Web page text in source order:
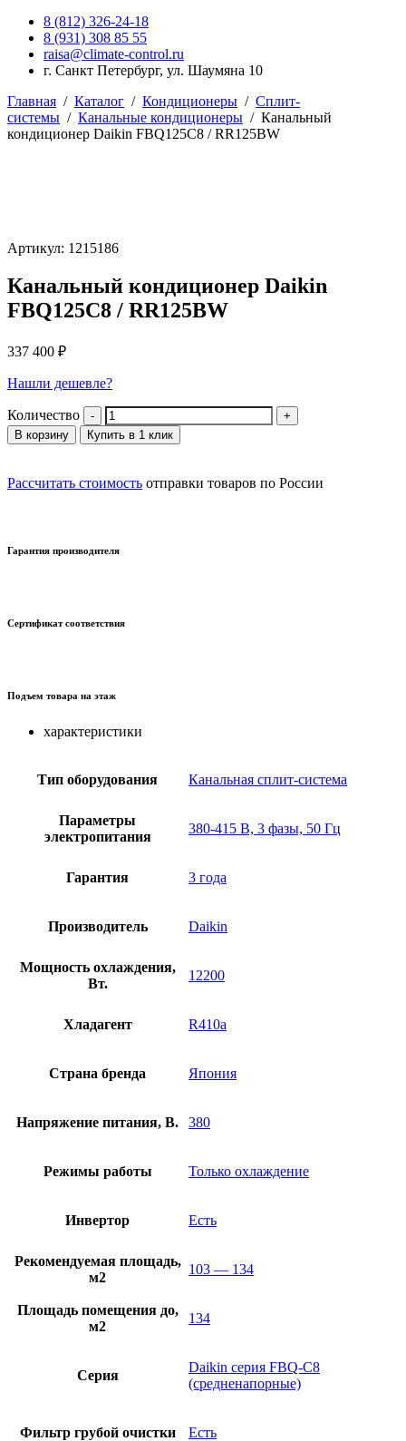
8 (812) 326-24-18
8 (931) 308 85 55
raisa@climate-control.ru
г. Санкт Петербург, ул. Шаумяна 10
Главная / Каталог / Кондиционеры / Сплит-
системы / Канальные кондиционеры / Канальный
кондиционер Daikin FBQ125C8 / RR125BW
Артикул: 1215186
Канальный кондиционер Daikin
FBQ125C8 / RR125BW
337 400 ₽
Нашли дешевле?
Количество
В корзину Купить в 1 клик
Рассчитать стоимость отправки товаров по России
Гарантия производителя
Сертификат соответствия
Подъем товара на этаж
характеристики
Тип оборудования Канальная сплит-система
Параметры
электропитания
380-415 В, 3 фазы, 50 Гц
Гарантия 3 года
Производитель Daikin
Мощность охлаждения,
Вт.
12200
Хладагент R410a
Страна бренда Япония
Напряжение питания, В. 380
Режимы работы Только охлаждение
Инвертор Есть
Рекомендуемая площадь,
м2
103 — 134
Площадь помещения до,
м2
134
Серия
Daikin серия FBQ-C8
(средненапорные)
Фильтр грубой очистки Есть